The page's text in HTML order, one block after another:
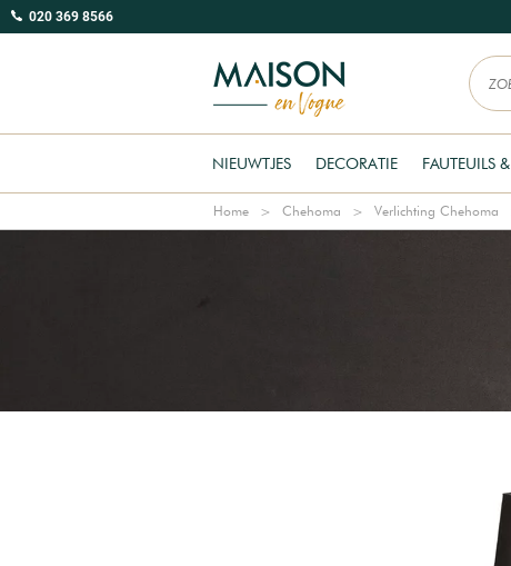
020 369 8566
NIEUWTJES DECORATIE FAUTEUILS
Home Chehoma Verlichting Chehoma